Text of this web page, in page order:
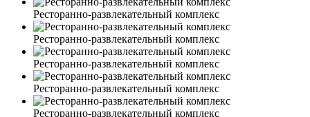
Ресторанно-развлекательный комплекс
Ресторанно-развлекательный комплекс
Ресторанно-развлекательный комплекс
Ресторанно-развлекательный комплекс
Ресторанно-развлекательный комплекс